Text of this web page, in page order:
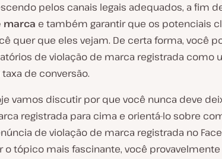
pelos canais legais adequados, a fim
marca e também garantir que os potenciais
quer que eles vejam. De certa forma, você
de violação de marca registrada como
taxa de conversão.
vamos discutir por que você nunca deve
registrada para cima e orientá-lo sobre
de violação de marca registrada no
o tópico mais fascinante, você